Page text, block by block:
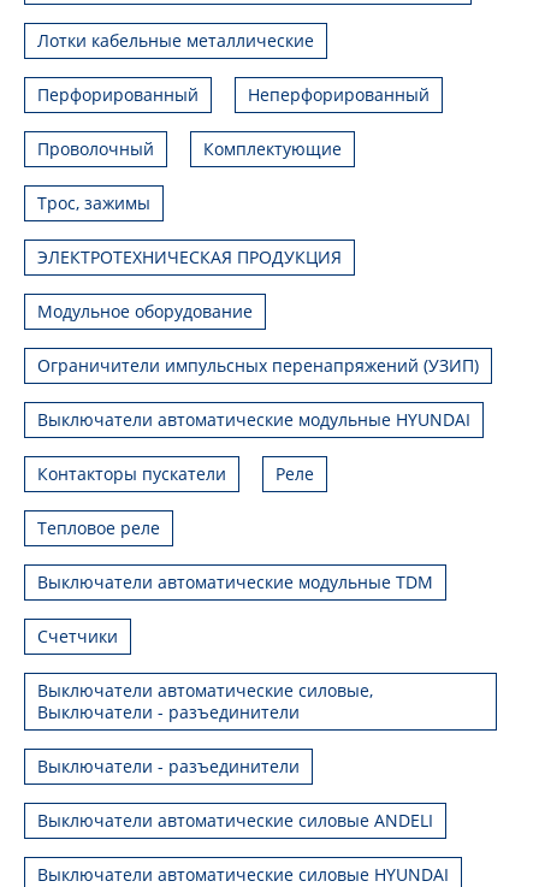
Лотки кабельные металлические
Перфорированный Неперфорированный
Проволочный Комплектующие
Трос, зажимы
ЭЛЕКТРОТЕХНИЧЕСКАЯ ПРОДУКЦИЯ
Модульное оборудование
Ограничители импульсных перенапряжений (УЗИП)
Выключатели автоматические модульные HYUNDAI
Контакторы пускатели Реле
Тепловое реле
Выключатели автоматические модульные TDM
Счетчики
Выключатели автоматические силовые,
Выключатели - разъединители
Выключатели - разъединители
Выключатели автоматические силовые ANDELI
Выключатели автоматические силовые HYUNDAI